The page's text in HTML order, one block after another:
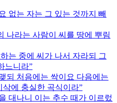
없는 자는 그 있는 것까지 빼
나라는 사람이 씨를 땅에 뿌림
는 중에 씨가 나서 자라되 그
느니라
되 처음에는 싹이요 다음에는
삭에 충실한 곡식이라
대나니 이는 추수 때가 이르렀